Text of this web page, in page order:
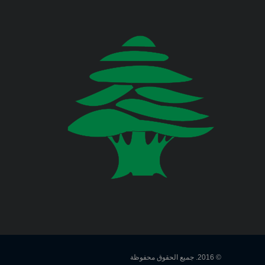
Jul 23, 2026
صدر عن دائرة الإعلام والعلاقات العامة
في المديرية العامة للدفاع المدني
اللبناني البيان الآتي:
Jul 22, 2026
صدر عن دائرة الإعلام والعلاقات العامة
في المديرية العامة للدفاع المدني
Jul 20, 2026
في المديرية العامة للدفاع المدني
وزارة الخارجية والمغتربين
وزارة الصناعة
وزارة العدل
وزارة الصحة العامة © 2016. جميع الحقوق محفوظة